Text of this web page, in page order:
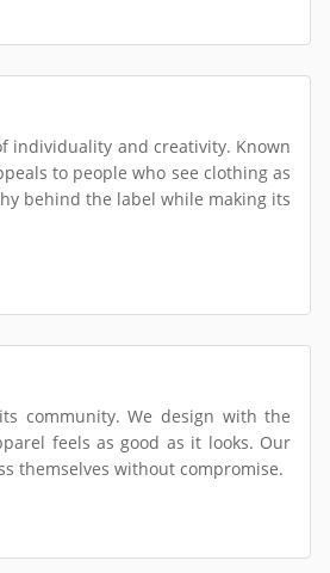
individuality and creativity. Known
to people who see clothing as
behind the label while making its
community. We design with the
feels as good as it looks. Our
themselves without compromise.